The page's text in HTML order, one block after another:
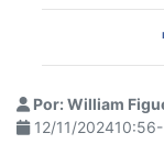
Por: William
12/11/